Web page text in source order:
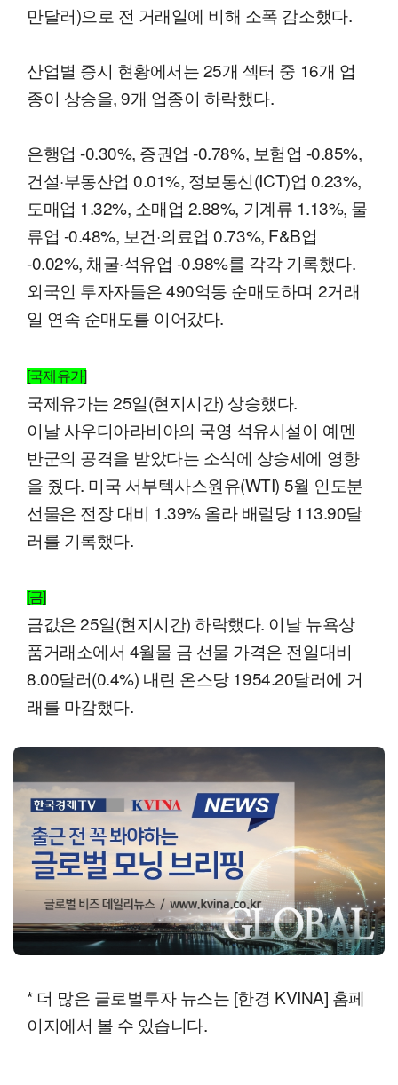
만달러)으로 전 거래일에 비해 소폭 감소했다.
산업별 증시 현황에서는 25개 섹터 중 16개 업
종이 상승을, 9개 업종이 하락했다.
은행업 -0.30%, 증권업 -0.78%, 보험업 -0.85%,
건설·부동산업 0.01%, 정보통신(ICT)업 0.23%,
도매업 1.32%, 소매업 2.88%, 기계류 1.13%, 물
류업 -0.48%, 보건·의료업 0.73%, F&B업
-0.02%, 채굴·석유업 -0.98%를 각각 기록했다.
외국인 투자자들은 490억동 순매도하며 2거래
일 연속 순매도를 이어갔다.
[국제유가]
국제유가는 25일(현지시간) 상승했다.
이날 사우디아라비아의 국영 석유시설이 예멘
반군의 공격을 받았다는 소식에 상승세에 영향
을 줬다. 미국 서부텍사스원유(WTI) 5월 인도분
선물은 전장 대비 1.39% 올라 배럴당 113.90달
러를 기록했다.
[금]
금값은 25일(현지시간) 하락했다. 이날 뉴욕상
품거래소에서 4월물 금 선물 가격은 전일대비
8.00달러(0.4%) 내린 온스당 1954.20달러에 거
래를 마감했다.
* 더 많은 글로벌투자 뉴스는 [한경 KVINA] 홈페
이지에서 볼 수 있습니다.